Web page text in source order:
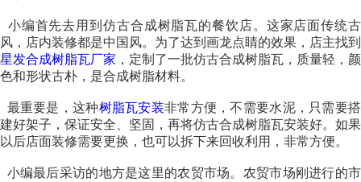
小编首先去用到仿古合成树脂瓦的餐饮店。这家店面传统古
风，店内装修都是中国风。为了达到画龙点睛的效果，店主找到
星发合成树脂瓦厂家 ，定制了一批仿古合成树脂瓦，质量轻，颜
色和形状古朴，是合成树脂材料。
最重要是，这种树脂瓦安装非常方便，不需要水泥，只需要搭
建好架子，保证安全、坚固，再将仿古合成树脂瓦安装好。如果
以后店面装修需要更换，也可以拆下来回收利用，非常方便。
小编最后采访的地方是这里的农贸市场。农贸市场刚进行的市